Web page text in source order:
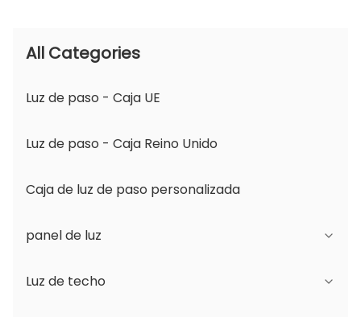
All Categories
Luz de paso - Caja UE
Luz de paso - Caja Reino Unido
Caja de luz de paso personalizada
panel de luz
Serie JDL
Luz de techo